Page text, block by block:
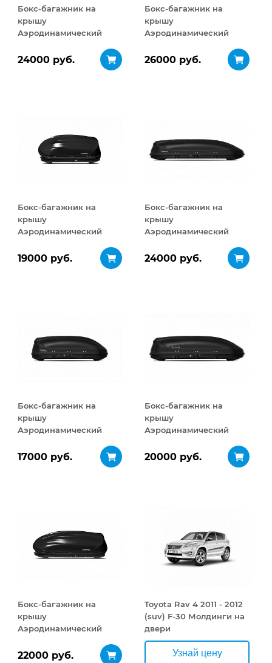
Бокс-багажник на
крышу
Аэродинамический
ДВУСТОРОННЕЕ
24000 руб.
Бокс-багажник на
крышу
Аэродинамический
ДВУСТОРОННЕЕ
26000 руб.
Бокс-багажник на
крышу
Аэродинамический
ДВУСТОРОННЕЕ
19000 руб.
Бокс-багажник на
крышу
Аэродинамический
24000 руб.
Бокс-багажник на
крышу
Аэродинамический
17000 руб.
Бокс-багажник на
крышу
Аэродинамический
20000 руб.
Бокс-багажник на
крышу
Аэродинамический
ДВУСТОРОННЕЕ
22000 руб.
Toyota Rav 4 2011 - 2012
(suv) F-30 Молдинги на
двери
Узнай цену